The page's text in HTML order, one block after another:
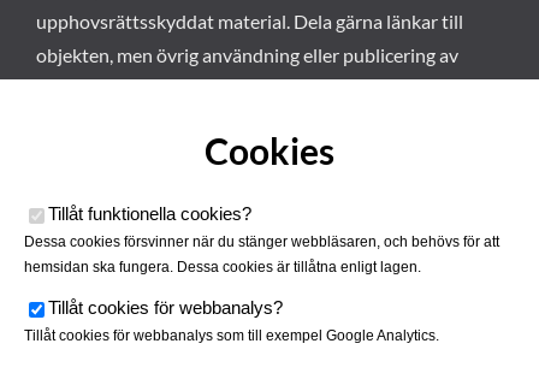
upphovsrättsskyddat material. Dela gärna länkar till
objekten, men övrig användning eller publicering av
Cookies
Tillåt funktionella cookies?
Dessa cookies försvinner när du stänger webbläsaren, och behövs för att
hemsidan ska fungera. Dessa cookies är tillåtna enligt lagen.
Tillåt cookies för webbanalys?
Tillåt cookies för webbanalys som till exempel Google Analytics.